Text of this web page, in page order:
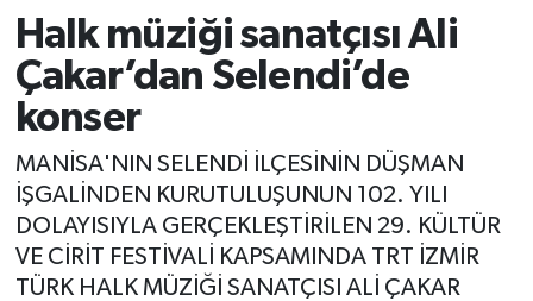
Halk müziği sanatçısı Ali
Çakar’dan Selendi’de
konser
MANİSA'NIN SELENDİ İLÇESİNİN DÜŞMAN
İŞGALİNDEN KURUTULUŞUNUN 102. YILI
DOLAYISIYLA GERÇEKLEŞTİRİLEN 29. KÜLTÜR
VE CİRİT FESTİVALİ KAPSAMINDA TRT İZMİR
TÜRK HALK MÜZİĞİ SANATÇISI ALİ ÇAKAR
SPOR
YAŞAM
RESMİ REKLAM
Son Dakika Haberleri
Haber Arşivi